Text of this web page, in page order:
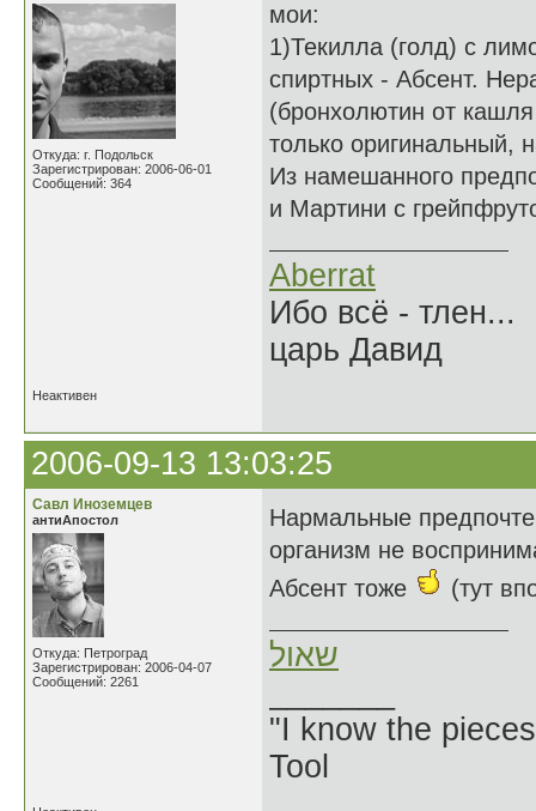
Откуда: г. Подольск
Зарегистрирован: 2006-06-01
Сообщений: 364
мои:
1)Текилла (голд) с
спиртных - Абсент.
(бронхолютин от
только оригинальный,
Из намешанного
и Мартини с
Aberrat
Ибо всё - тлен...
царь Давид
Неактивен
2006-09-13 13:03:25
Савл Иноземцев
антиАпостол
Откуда: Петроград
Зарегистрирован: 2006-04-07
Сообщений: 2261
Нармальные
организм не
Абсент тоже
(тут
שאול
"I know the
Tool